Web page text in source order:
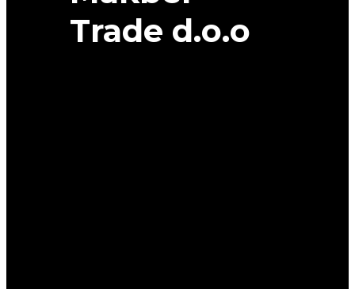
Trade d.o.o